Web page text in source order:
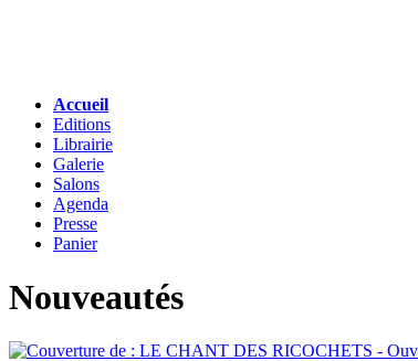
Accueil
Editions
Librairie
Galerie
Salons
Agenda
Presse
Panier
Nouveautés